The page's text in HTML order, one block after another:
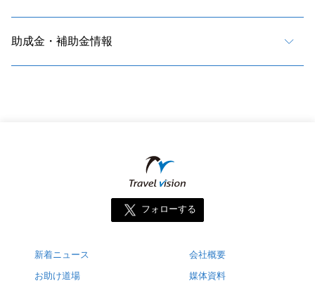
助成金・補助金情報
フォローする
新着ニュース
お助け道場
会社概要
媒体資料